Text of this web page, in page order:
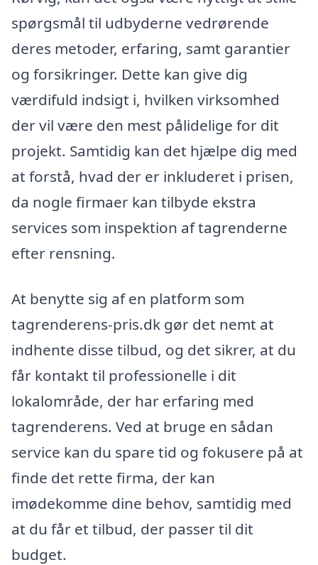
spørgsmål til udbyderne vedrørende
deres metoder, erfaring, samt garantier
og forsikringer. Dette kan give dig
værdifuld indsigt i, hvilken virksomhed
der vil være den mest pålidelige for dit
projekt. Samtidig kan det hjælpe dig med
at forstå, hvad der er inkluderet i prisen,
da nogle firmaer kan tilbyde ekstra
services som inspektion af tagrenderne
efter rensning.
At benytte sig af en platform som
tagrenderens-pris.dk gør det nemt at
indhente disse tilbud, og det sikrer, at du
får kontakt til professionelle i dit
lokalområde, der har erfaring med
tagrenderens. Ved at bruge en sådan
service kan du spare tid og fokusere på at
finde det rette firma, der kan
imødekomme dine behov, samtidig med
at du får et tilbud, der passer til dit
budget.